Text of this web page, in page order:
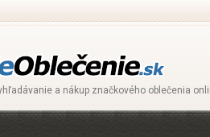
a nákup značkového oblečenia